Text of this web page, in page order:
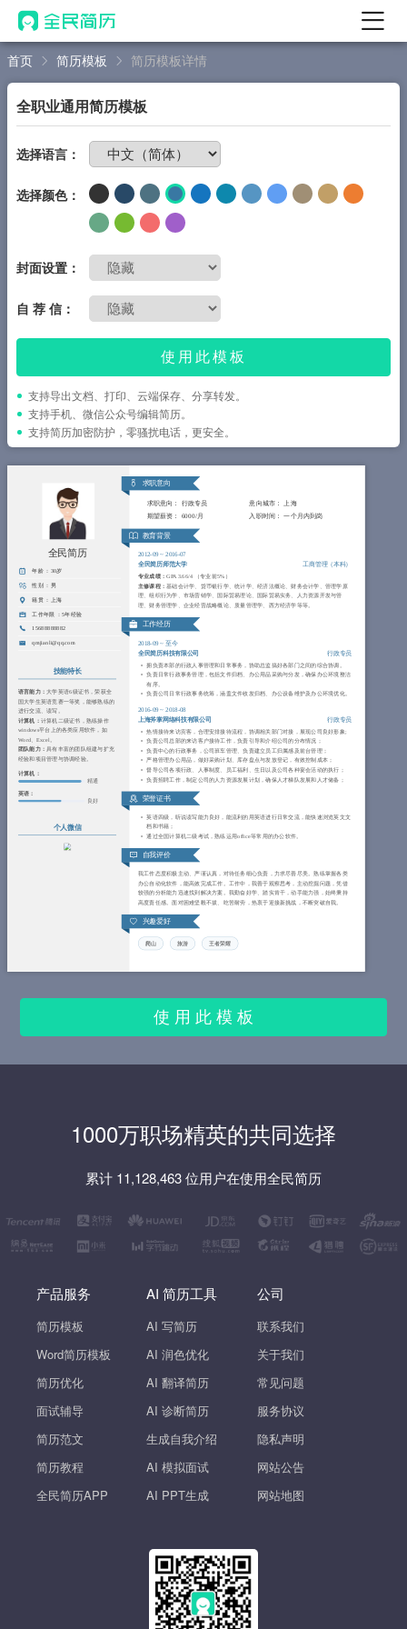
首页
AI 简历工具
AI 优化简历
AI 翻译简历
AI 诊断简历
AI 模拟面试
面试自我介绍
简历教程
登录 / 注册
首页 简历模板 简历模板详情
全职业通用简历模板
选择语言：
选择颜色：
封面设置：
自 荐 信：
使用此模板
支持导出文档、打印、云端保存、分享转发。
支持手机、微信公众号编辑简历。
支持简历加密防护，零骚扰电话，更安全。
全民简历
年龄 ： 30岁
性别 ： 男
籍贯 ： 上海
工作年限 ： 5年经验
15688888882
qmjianli@qq.com
技能特长
语言能力：大学英语6级证书，荣获全
国大学生英语竞赛一等奖，能够熟练的
进行交流、读写。
计算机： 计算机二级证书，熟练操作
windows平台上的各类应用软件，如
Word、Excel。
团队能力： 具有丰富的团队组建与扩充
经验和项目管理与协调经验。
计算机：
精通
英语：
良好
个人微信
求职意向
求职意向： 行政专员 意向城市： 上海
期望薪资： 6000/月 入职时间：一个月内到岗
教育背景
2012-09~ 2016-07
全民简历师范大学
工商管理（本科）
专业成绩：GPA 3.66/4 （专业前5%）
主修课程：基础会计学、货币银行学、统计学、经济法概论、财务会计学、管理学原
理、组织行为学、市场营销学、国际贸易理论、国际贸易实务、人力资源开发与管
理、财务管理学、企业经营战略概论、质量管理学、西方经济学等等。
工作经历
2018-09~ 至今
全民简历科技有限公司
行政专员
拥负责本部的行政人事管理和日常事务，协助总监搞好各部门之间的综合协调。
负责日常行政事务管理，包括文件归档、办公用品采购与分发，确保办公环境整洁
有序。
负责公司日常行政事务统筹，涵盖文件收发归档、办公设备维护及办公环境优化。
2016-09~ 2018-08
上海斧掌网络科技有限公司 行政专员
热情接待来访宾客，合理安排接待流程，协调相关部门对接，展现公司良好形象;
负责公司总部的来访客户接待工作，负责引导和介绍公司的分布情况；
负责中心的行政事务，公司班车管理、负责建立员工归属感及前台管理；
严格管理办公用品，做好采购计划、库存盘点与发放登记，有效控制成本；
督导公司各项行政、人事制度、员工福利、生日以及公司各种宴会活动的执行；
负责招聘工作，制定公司的人力资源发展计划，确保人才梯队发展和人才储备；
荣誉证书
英语四级，听说读写能力良好，能流利的用英语进行日常交流，能快速浏览英文文
档和书籍；
通过全国计算机二级考试，熟练运用office等常用的办公软件。
自我评价
我工作态度积极主动、严谨认真，对待任务细心负责，力求尽善尽美。熟练掌握各类
办公自动化软件，能高效完成工作。工作中，我善于观察思考，主动挖掘问题，凭借
较强的分析能力迅速找到解决方案。我勤奋好学、踏实肯干，动手能力强，始终秉持
高度责任感。面对困难坚毅不拔、吃苦耐劳，热衷于迎接新挑战，不断突破自我。
兴趣爱好
爬山 旅游 王者荣耀
使 用 此 模 板
1000万职场精英的共同选择
累计 11,128,463 位用户在使用全民简历
产品服务
简历模板
Word简历模板
简历优化
面试辅导
简历范文
简历教程
全民简历APP
AI 简历工具
AI 写简历
AI 润色优化
AI 翻译简历
AI 诊断简历
生成自我介绍
AI 模拟面试
AI PPT生成
公司
联系我们
关于我们
常见问题
服务协议
隐私声明
网站公告
网站地图